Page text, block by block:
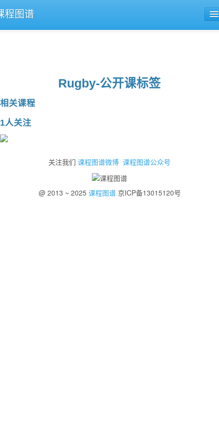
程图谱
Rugby-公开课标签
相关课程
1人关注
关注我们 课程图谱微博 课程图谱公众号
@ 2013 ~ 2025 课程图谱京ICP备13015120号